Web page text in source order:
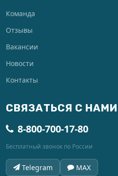
Команда
Отзывы
Вакансии
Новости
Контакты
СВЯЗАТЬСЯ С НАМИ
8-800-700-17-80
Бесплатный звонок по России
Telegram MAX